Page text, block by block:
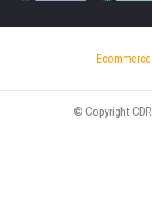
© Copyright